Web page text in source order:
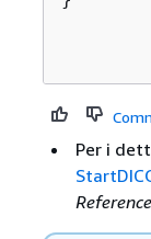
Per i